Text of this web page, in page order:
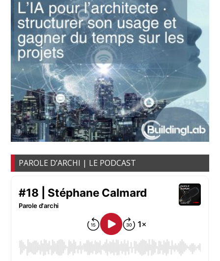
PAROLE D’ARCHI | LE PODCAST